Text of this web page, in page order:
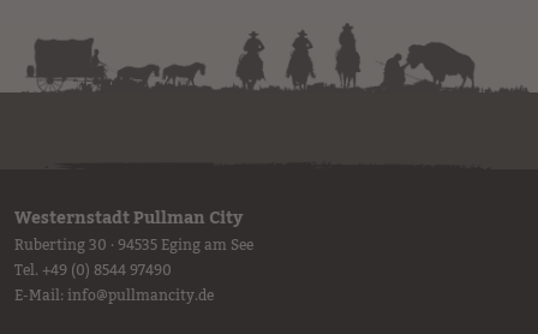
Westernstadt Pullman City
Ruberting 30 · 94535 Eging am See
Tel. +49 (0) 8544 97490
E-Mail:info@pullmancity.de